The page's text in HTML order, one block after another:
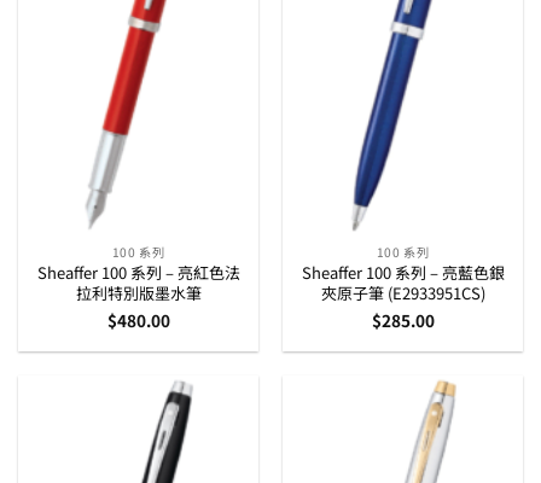
100 系列
Sheaffer 100 系列 – 亮紅色法
拉利特別版墨水筆
$480.00
100 系列
Sheaffer 100 系列 – 亮藍色銀
夾原子筆 (E2933951CS)
$285.00